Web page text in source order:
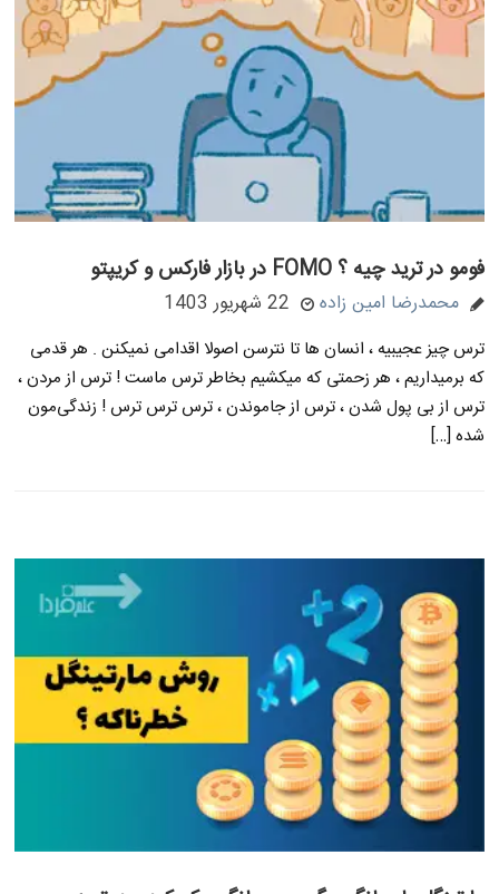
فومو در ترید چیه ؟ FOMO در بازار فارکس و کریپتو
محمدرضا امین زاده 22 شهریور 1403
ترس چیز عجیبیه ، انسان ها تا نترسن اصولا اقدامی نمیکنن . هر قدمی
که برمیداریم ، هر زحمتی که میکشیم بخاطر ترس ماست ! ترس از مردن ،
ترس از بی پول شدن ، ترس از جاموندن ، ترس ترس ترس ! زندگی‌مون
شده […]